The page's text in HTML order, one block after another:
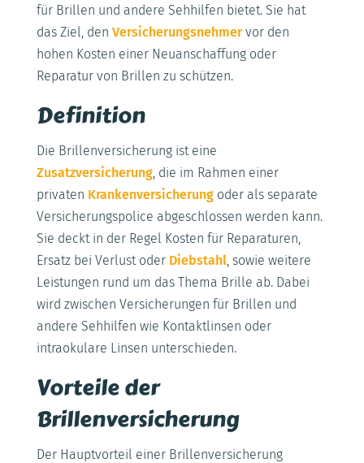
für Brillen und andere Sehhilfen bietet. Sie hat
das Ziel, den Versicherungsnehmervor den
hohen Kosten einer Neuanschaffung oder
Reparatur von Brillen zu schützen.
Definition
Die Brillenversicherung ist eine
Zusatzversicherung, die im Rahmen einer
privaten Krankenversicherungoder als separate
Versicherungspolice abgeschlossen werden kann.
Sie deckt in der Regel Kosten für Reparaturen,
Ersatz bei Verlust oder Diebstahl, sowie weitere
Leistungen rund um das Thema Brille ab. Dabei
wird zwischen Versicherungen für Brillen und
andere Sehhilfen wie Kontaktlinsen oder
intraokulare Linsen unterschieden.
Vorteile der
Brillenversicherung
Der Hauptvorteil einer Brillenversicherung